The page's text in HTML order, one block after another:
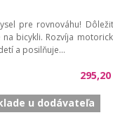
pre rovnováhu!
na bicykli. Rozvíja
a posilňuje...
u dodávateľa